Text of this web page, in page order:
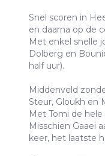
Snel scoren in
en daarna op de
Met enkel snelle
Dolberg en
half uur).
Middenveld
Steur, Gloukh en
Met Tomi de
Misschien Gaaei
keer, het laatste